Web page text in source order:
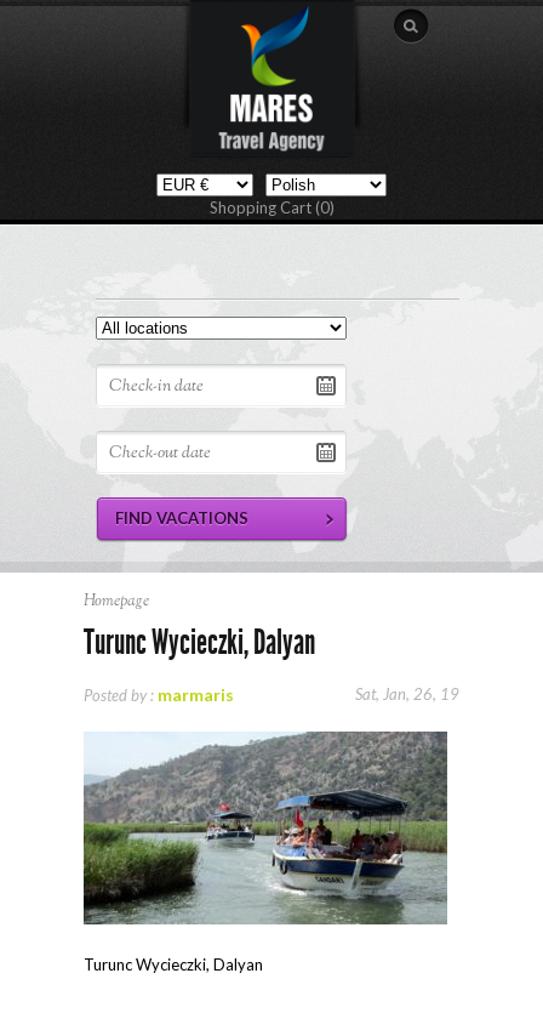
Shopping Cart (0)
Homepage
Turunc Wycieczki, Dalyan
Sat, Jan, 26, 19
Posted by : marmaris
Turunc Wycieczki, Dalyan